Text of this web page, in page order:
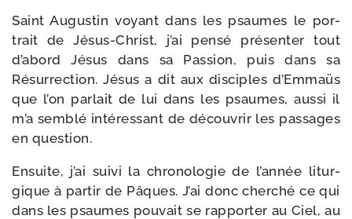
Saint Augustin voyant dans les psaumes le por­
trait de Jésus-​Christ, j’ai pen­sé pré­sen­ter tout
d’abord Jésus dans sa Passion, puis dans sa
Résurrection. Jésus a dit aux dis­ciples d’Emmaüs
que l’on par­lait de lui dans les psaumes, aus­si il
m’a sem­blé inté­res­sant de décou­vrir les pas­sages
en question.
Ensuite, j’ai sui­vi la chro­no­lo­gie de l’année litur­
gique à par­tir de Pâques. J’ai donc cher­ché ce qui
dans les psaumes pou­vait se rap­por­ter au Ciel, au